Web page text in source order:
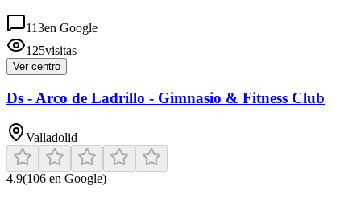
113en Google
125visitas
Ver centro
Ds - Arco de Ladrillo - Gimnasio & Fitness Club
Valladolid
4.9(106 en Google)